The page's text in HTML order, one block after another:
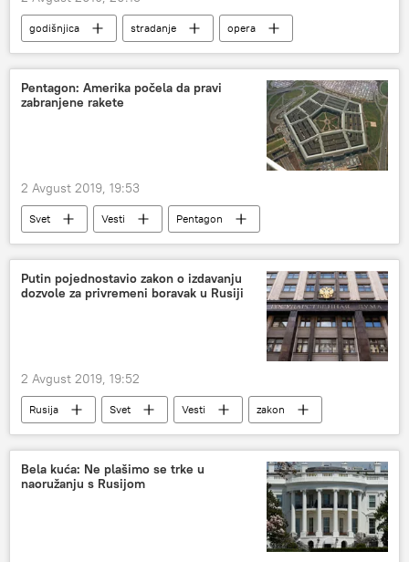
godišnjica stradanje
opera
Hram Svetog Save
Društvo
Akcija „Oluja“
Pentagon: Amerika počela da pravi
zabranjene rakete
2 Avgust 2019, 19:53
Svet Vesti
Pentagon
Sporazum o likvidaciji raketa srednjeg i kratkog dometa
Putin pojednostavio zakon o izdavanju
dozvole za privremeni boravak u Rusiji
2 Avgust 2019, 19:52
Rusija Svet Vesti
zakon
prebivalište
Bela kuća: Ne plašimo se trke u
naoružanju s Rusijom